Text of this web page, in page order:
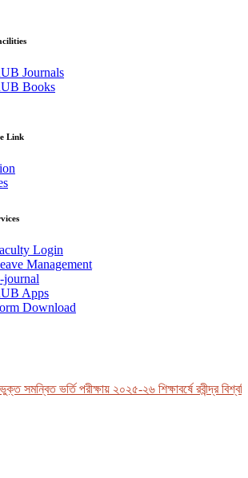
Journals
Books
Link
Login
Management
journal
Apps
Download
সমন্বিত ভর্তি পরীক্ষায় ২০২৫-২৬ শিক্ষাবর্ষে রবীন্দ্র